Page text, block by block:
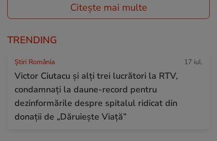
Citește mai multe
TRENDING
Știri România 17 iul.
Victor Ciutacu și alți trei lucrători la RTV,
condamnați la daune-record pentru
dezinformările despre spitalul ridicat din
donații de „Dăruiește Viață”